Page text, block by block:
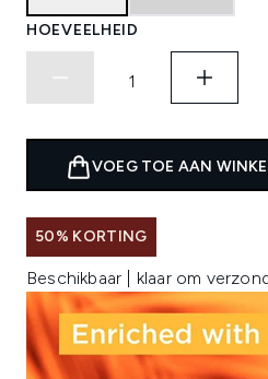
HOEVEELHEID
VOEG TOE AAN
50% KORTING
Beschikbaar | klaar om